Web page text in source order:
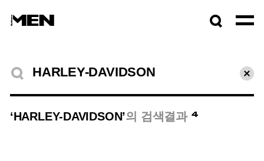
검색결과
초기
‘HARLEY-DAVIDSON’의 검색결과 4